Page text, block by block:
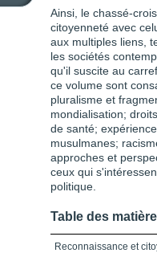
Ainsi, le chassé-
citoyenneté avec
aux multiples liens,
les sociétés
qu'il suscite au
ce volume sont
pluralisme et
mondialisation;
de santé;
musulmanes;
approches et
ceux qui
politique.
Table des
Reconnaissance et